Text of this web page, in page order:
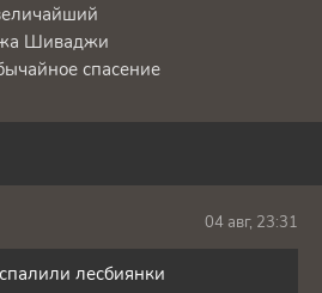
Шиваджи
спасение
04 авг, 23:31
лесбиянки